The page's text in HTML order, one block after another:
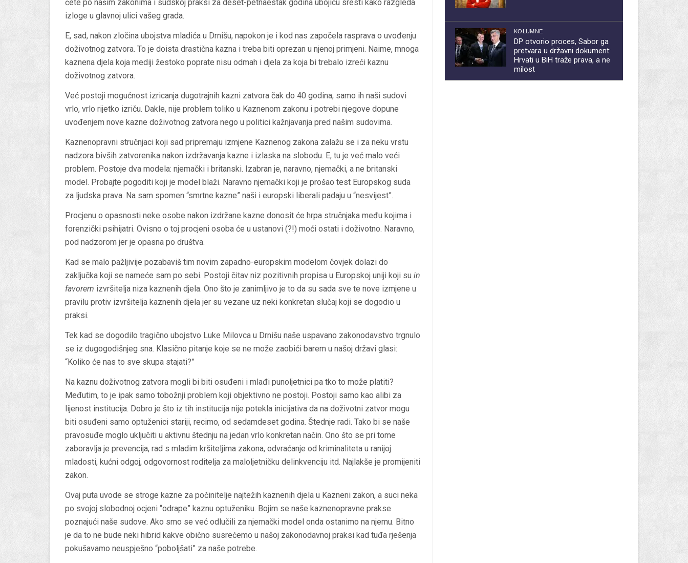
ćete po našim zakonima i sudskoj praksi za deset-petnaestak godina ubojicu sresti kako razgleda
izloge u glavnoj ulici vašeg grada.
E, sad, nakon zločina ubojstva mladića u Drnišu, napokon je i kod nas započela rasprava o uvođenju
doživotnog zatvora. To je doista drastična kazna i treba biti oprezan u njenoj primjeni. Naime, mnoga
kaznena djela koja mediji žestoko poprate nisu odmah i djela za koja bi trebalo izreći kaznu
doživotnog zatvora.
Već postoji mogućnost izricanja dugotrajnih kazni zatvora čak do 40 godina, samo ih naši sudovi
vrlo, vrlo rijetko izriču. Dakle, nije problem toliko u Kaznenom zakonu i potrebi njegove dopune
uvođenjem nove kazne doživotnog zatvora nego u politici kažnjavanja pred našim sudovima.
Kaznenopravni stručnjaci koji sad pripremaju izmjene Kaznenog zakona zalažu se i za neku vrstu
nadzora bivših zatvorenika nakon izdržavanja kazne i izlaska na slobodu. E, tu je već malo veći
problem. Postoje dva modela: njemački i britanski. Izabran je, naravno, njemački, a ne britanski
model. Probajte pogoditi koji je model blaži. Naravno njemački koji je prošao test Europskog suda
za ljudska prava. Na sam spomen “smrtne kazne” naši i europski liberali padaju u “nesvijest”.
Procjenu o opasnosti neke osobe nakon izdržane kazne donosit će hrpa stručnjaka među kojima i
forenzički psihijatri. Ovisno o toj procjeni osoba će u ustanovi (?!) moći ostati i doživotno. Naravno,
pod nadzorom jer je opasna po društva.
Kad se malo pažljivije pozabaviš tim novim zapadno-europskim modelom čovjek dolazi do
zaključka koji se nameće sam po sebi. Postoji čitav niz pozitivnih propisa u Europskoj uniji koji su in
favorem izvršitelja niza kaznenih djela. Ono što je zanimljivo je to da su sada sve te nove izmjene u
pravilu protiv izvršitelja kaznenih djela jer su vezane uz neki konkretan slučaj koji se dogodio u
praksi.
Tek kad se dogodilo tragično ubojstvo Luke Milovca u Drnišu naše uspavano zakonodavstvo trgnulo
se iz dugogodišnjeg sna. Klasično pitanje koje se ne može zaobići barem u našoj državi glasi:
“Koliko će nas to sve skupa stajati?”
Na kaznu doživotnog zatvora mogli bi biti osuđeni i mlađi punoljetnici pa tko to može platiti?
Međutim, to je ipak samo tobožnji problem koji objektivno ne postoji. Postoji samo kao alibi za
lijenost institucija. Dobro je što iz tih institucija nije potekla inicijativa da na doživotni zatvor mogu
biti osuđeni samo optuženici stariji, recimo, od sedamdeset godina. Štednje radi. Tako bi se naše
pravosuđe moglo uključiti u aktivnu štednju na jedan vrlo konkretan način. Ono što se pri tome
zaboravlja je prevencija, rad s mladim kršiteljima zakona, odvraćanje od kriminaliteta u ranijoj
mladosti, kućni odgoj, odgovornost roditelja za maloljetničku delinkvenciju itd. Najlakše je promijeniti
zakon.
Ovaj puta uvode se stroge kazne za počinitelje najtežih kaznenih djela u Kazneni zakon, a suci neka
po svojoj slobodnoj ocjeni “odrape” kaznu optuženiku. Bojim se naše kaznenopravne prakse
poznajući naše sudove. Ako smo se već odlučili za njemački model onda ostanimo na njemu. Bitno
je da to ne bude neki hibrid kakve obično susrećemo u našoj zakonodavnoj praksi kad tuđa rješenja
pokušavamo neuspješno “poboljšati” za naše potrebe.
KOLUMNE
DP otvorio proces, Sabor ga
pretvara u državni dokument:
Hrvati u BiH traže prava, a ne
milost